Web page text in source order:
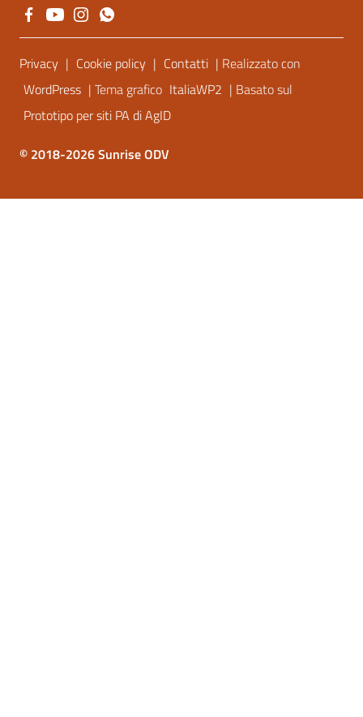
Sezione Link Utili
Privacy | Cookie policy | Contatti | Realizzato con
WordPress | Tema grafico ItaliaWP2 | Basato sul
Prototipo per siti PA di AgID
© 2018-2026 Sunrise ODV